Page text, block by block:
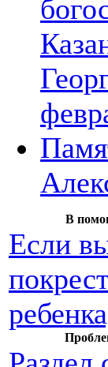
В
Если